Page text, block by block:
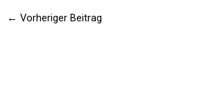
← Vorheriger Beitrag